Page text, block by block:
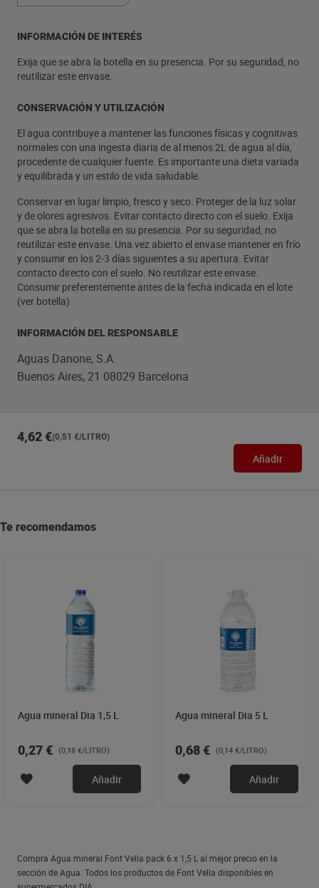
INFORMACIÓN DE INTERÉS
Exija que se abra la botella en su presencia. Por su seguridad, no
reutilizar este envase.
CONSERVACIÓN Y UTILIZACIÓN
El agua contribuye a mantener las funciones físicas y cognitivas
normales con una ingesta diaria de al menos 2L de agua al día,
procedente de cualquier fuente. Es importante una dieta variada
y equilibrada y un estilo de vida saludable.
Conservar en lugar limpio, fresco y seco. Proteger de la luz solar
y de olores agresivos. Evitar contacto directo con el suelo. Exija
que se abra la botella en su presencia. Por su seguridad, no
reutilizar este envase. Una vez abierto el envase mantener en frío
y consumir en los 2-3 días siguientes a su apertura. Evitar
contacto directo con el suelo. No reutilizar este envase.
Consumir preferentemente antes de la fecha indicada en el lote
(ver botella)
INFORMACIÓN DEL RESPONSABLE
Aguas Danone, S.A.
Buenos Aires, 21 08029 Barcelona
4,62 €(0,51 €/LITRO)
Añadir
Te recomendamos
Agua mineral Dia 1,5 L
0,27 € (0,18 €/LITRO)
Añadir
Agua mineral Dia 5 L
0,68 € (0,14 €/LITRO)
Añadir
Compra Agua mineral Font Vella pack 6 x 1,5 L al mejor precio en la
sección de Agua. Todos los productos de Font Vella disponibles en